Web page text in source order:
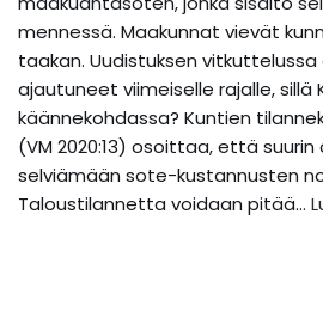
mennessä. Maakunnat vievät
taakan. Uudistuksen
ajautuneet viimeiselle rajalle, sillä
käännekohdassa? Kuntien
(VM 2020:13) osoittaa, että
selviämään sote-kustannusten
Taloustilannetta voidaan pitää…